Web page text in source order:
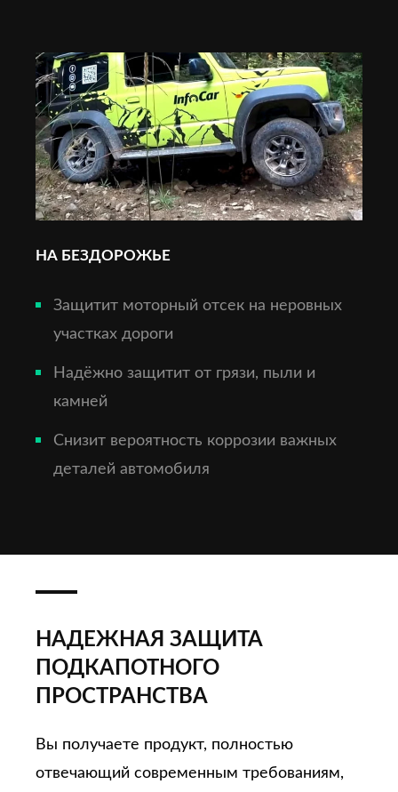
НА БЕЗДОРОЖЬЕ
Защитит моторный отсек на неровных
участках дороги
Надёжно защитит от грязи, пыли и
камней
Снизит вероятность коррозии важных
деталей автомобиля
НАДЕЖНАЯ ЗАЩИТА
ПОДКАПОТНОГО
ПРОСТРАНСТВА
Вы получаете продукт, полностью
отвечающий современным требованиям,